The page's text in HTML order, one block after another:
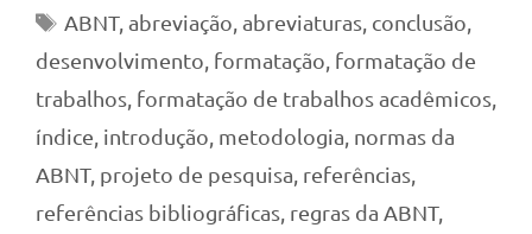
Tags
ABNT, abreviação abreviaturas, conclusão
desenvolvimento formatação formatação de
trabalhos formatação de trabalhos acadêmicos
índice introdução metodologia normas da
ABNT, projeto de pesquisa referências
referências bibliográficas regras da ABNT,